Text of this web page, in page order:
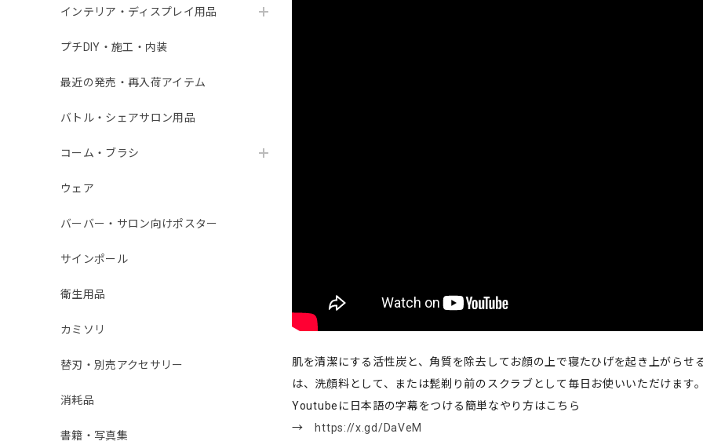
インテリア・ディスプレイ用品
プチDIY・施工・内装
最近の発売・再入荷アイテム
バトル・シェアサロン用品
コーム・ブラシ
ウェア
バーバー・サロン向けポスター
サインポール
衛生用品
カミソリ
替刃・別売アクセサリー
消耗品
書籍・写真集
肌を清潔にする活性炭と、角質を除去してお顔の上で寝たひげを起き上がら
は、洗顔料として、または髭剃り前のスクラブとして毎日お使いいただけます
Youtubeに日本語の字幕をつける簡単なやり方はこちら
→ https://x.gd/DaVeM